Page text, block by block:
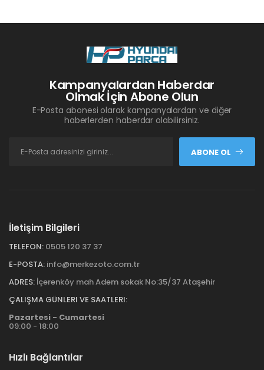
Kampanyalardan Haberdar
Olmak İçin Abone Olun
E-Posta abonesi olarak kampanyalardan ve diğer
haberlerden haberdar olabilirsiniz.
ABONE OL
İletişim Bilgileri
TELEFON: 0505 120 37 37
E-POSTA: info@merkezoto.com.tr
ADRES: İçerenköy mah Adem sokak No:35/37 Ataşehir
ÇALIŞMA GÜNLERI VE SAATLERI:
Pazartesi - Cumartesi
09:00 - 18:00
Hızlı Bağlantılar